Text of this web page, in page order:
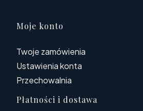
Linki w stopce
Moje konto
Twoje zamówienia
Ustawienia konta
Przechowalnia
Płatności i dostawa